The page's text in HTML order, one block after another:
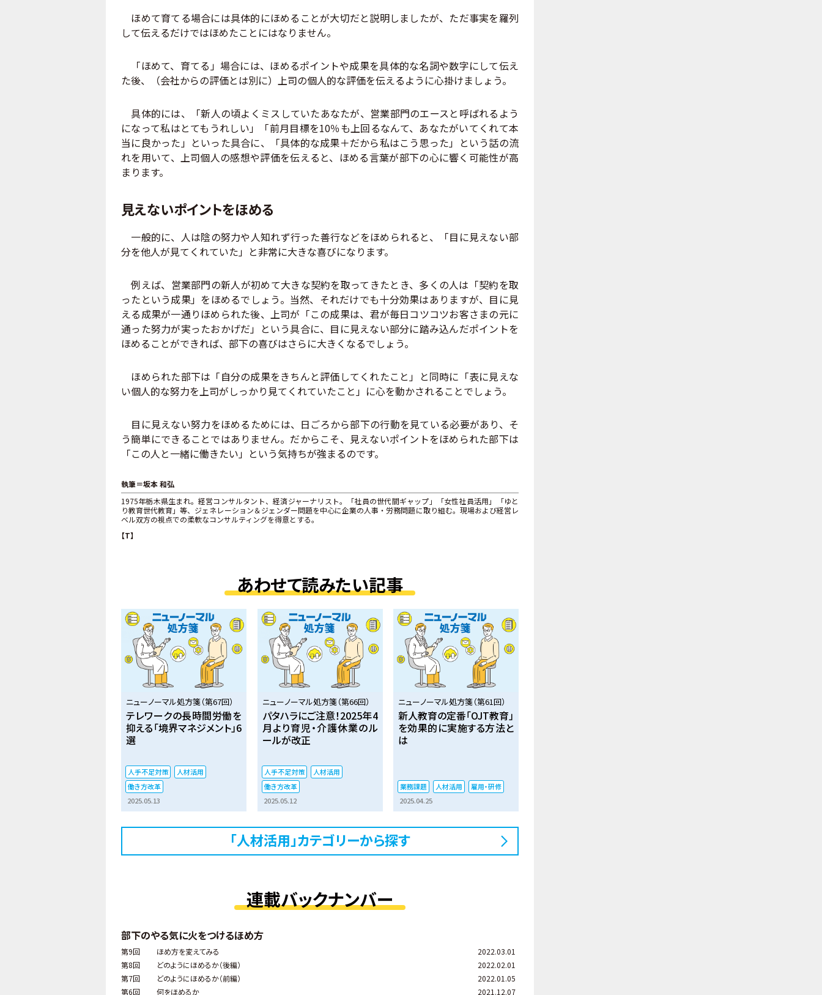
ほめて育てる場合には具体的にほめることが大切だと説明しましたが、ただ事実を羅列
して伝えるだけではほめたことにはなりません。
「ほめて、育てる」場合には、ほめるポイントや成果を具体的な名詞や数字にして伝え
た後、（会社からの評価とは別に）上司の個人的な評価を伝えるように心掛けましょう。
具体的には、「新人の頃よくミスしていたあなたが、営業部門のエースと呼ばれるよう
になって私はとてもうれしい」「前月目標を10％も上回るなんて、あなたがいてくれて本
当に良かった」といった具合に、「具体的な成果＋だから私はこう思った」という話の流
れを用いて、上司個人の感想や評価を伝えると、ほめる言葉が部下の心に響く可能性が高
まります。
見えないポイントをほめる
一般的に、人は陰の努力や人知れず行った善行などをほめられると、「目に見えない部
分を他人が見てくれていた」と非常に大きな喜びになります。
例えば、営業部門の新人が初めて大きな契約を取ってきたとき、多くの人は「契約を取
ったという成果」をほめるでしょう。当然、それだけでも十分効果はありますが、目に見
える成果が一通りほめられた後、上司が「この成果は、君が毎日コツコツお客さまの元に
通った努力が実ったおかげだ」という具合に、目に見えない部分に踏み込んだポイントを
ほめることができれば、部下の喜びはさらに大きくなるでしょう。
ほめられた部下は「自分の成果をきちんと評価してくれたこと」と同時に「表に見えな
い個人的な努力を上司がしっかり見てくれていたこと」に心を動かされることでしょう。
目に見えない努力をほめるためには、日ごろから部下の行動を見ている必要があり、そ
う簡単にできることではありません。だからこそ、見えないポイントをほめられた部下は
「この人と一緒に働きたい」という気持ちが強まるのです。
執筆＝坂本 和弘
1975年栃木県生まれ。経営コンサルタント、経済ジャーナリスト。「社員の世代間ギャップ」「女性社員活用」「ゆと
り教育世代教育」等、ジェネレーション＆ジェンダー問題を中心に企業の人事・労務問題に取り組む。現場および経営レ
ベル双方の視点での柔軟なコンサルティングを得意とする。
【T】
あわせて読みたい記事
ニューノーマル処方箋（第67回）
テレワークの長時間労働を
抑える「境界マネジメント」6
選
人手不足対策
人材活用
働き方改革
2025.05.13
ニューノーマル処方箋（第66回）
パタハラにご注意！2025年4
月より育児・介護休業のル
ールが改正
人手不足対策
人材活用
働き方改革
2025.05.12
ニューノーマル処方箋（第61回）
新人教育の定番「OJT教育」
を効果的に実施する方法と
は
業務課題 人材活用
雇用・研修
2025.04.25
「人材活用」カテゴリーから探す
連載バックナンバー
部下のやる気に火をつけるほめ方
第9回 ほめ方を変えてみる
2022.03.01
第8回
どのようにほめるか（後編）
2022.02.01
第7回
どのようにほめるか（前編）
2022.01.05
第6回
何をほめるか 2021.12.07